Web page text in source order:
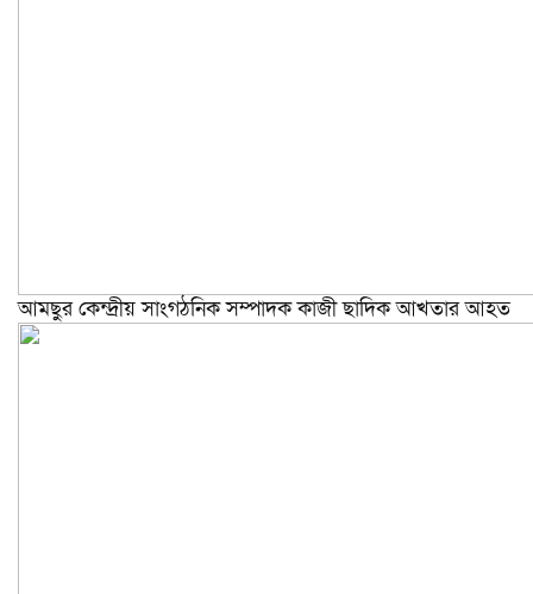
আমছুর কেন্দ্রীয় সাংগঠনিক সম্পাদক কাজী ছাদিক আখতার আহত